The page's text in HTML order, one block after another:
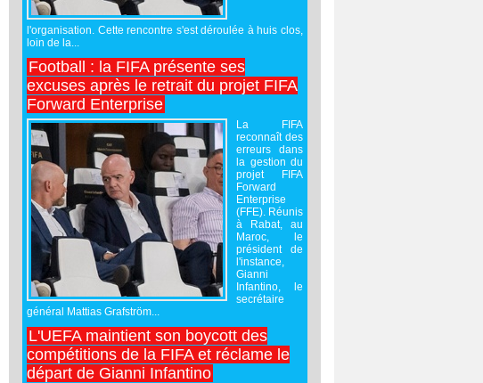
l'organisation. Cette rencontre s'est déroulée à huis clos,
loin de la...
Football : la FIFA présente ses
excuses après le retrait du projet FIFA
Forward Enterprise
La FIFA
reconnaît des
erreurs dans
la gestion du
projet FIFA
Forward
Enterprise
(FFE). Réunis
à Rabat, au
Maroc, le
président de
l'instance,
Gianni
Infantino, le
secrétaire
général Mattias Grafström...
L'UEFA maintient son boycott des
compétitions de la FIFA et réclame le
départ de Gianni Infantino